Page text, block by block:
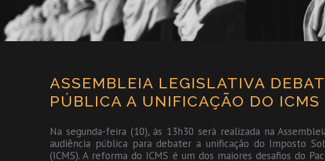
ASSEMBLEIA LEGISLATIVA
PÚBLICA A UNIFICAÇÃO DO
Na segunda-feira (10), às 13h30 será realizada na
audiência pública para debater a unificação do Imposto
(ICMS). A reforma do ICMS é um dos maiores desafios do